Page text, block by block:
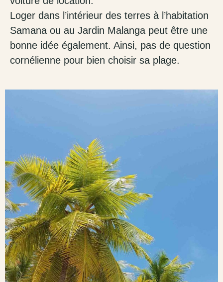
Loger dans l’intérieur des terres à l’habitation
Samana ou au Jardin Malanga peut être une
bonne idée également. Ainsi, pas de question
cornélienne pour bien choisir sa plage.